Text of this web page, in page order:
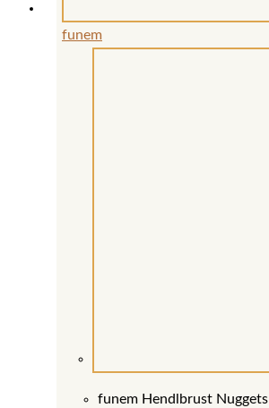
funem
funem Hendlbrust Nuggets